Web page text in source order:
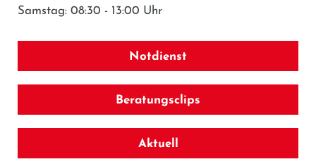
Samstag: 08:30 - 13:00 Uhr
Notdienst
Beratungsclips
Aktuell